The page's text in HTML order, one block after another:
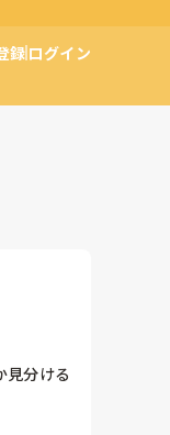
録ログイン
見分ける